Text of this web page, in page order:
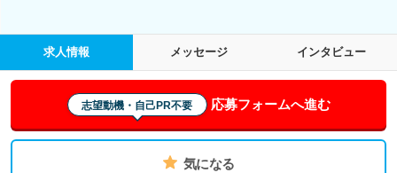
求人情報 メッセージ インタビュー
志望動機・自己PR不要 応募フォームへ進む
気になる